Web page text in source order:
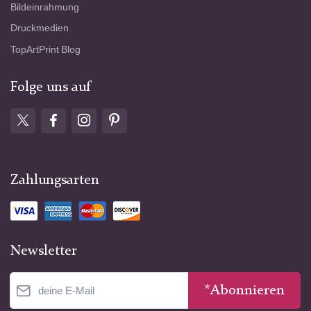
Bildeinrahmung
Druckmedien
TopArtPrint Blog
Folge uns auf
Zahlungsarten
Newsletter
*Abonnieren